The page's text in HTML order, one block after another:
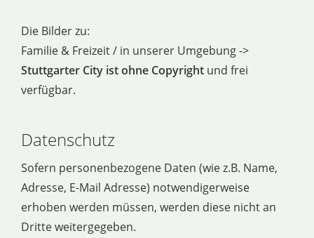
Die Bilder zu:
Familie & Freizeit / in unserer Umgebung ->
Stuttgarter City ist ohne Copyright und frei
verfügbar.
Datenschutz
Sofern personenbezogene Daten (wie z.B. Name,
Adresse, E-Mail Adresse) notwendigerweise
erhoben werden müssen, werden diese nicht an
Dritte weitergegeben.